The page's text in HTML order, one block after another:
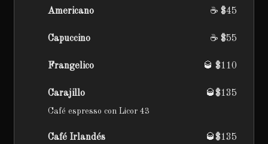
Americano ☕️ $45
Capuccino ☕️ $55
Frangelico 🥃 $110
Carajillo 🥃$135
Café espresso con Licor 43
Café Irlandés 🥃$135